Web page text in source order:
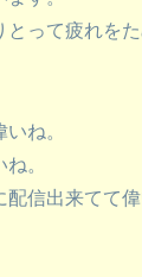
とって疲れを
ね。
。
信出来てて偉